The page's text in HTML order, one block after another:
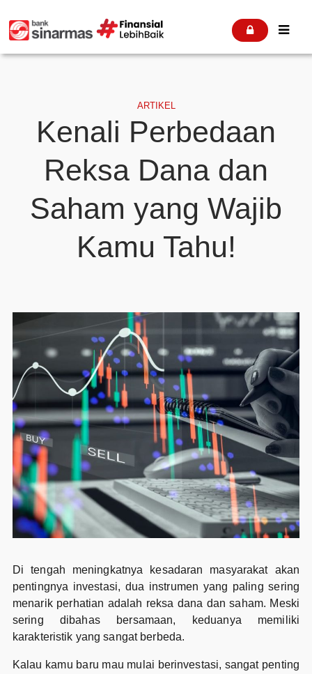
 
ARTIKEL
Kenali Perbedaan
Reksa Dana dan
Saham yang Wajib
Kamu Tahu!
Di tengah meningkatnya kesadaran masyarakat akan
pentingnya investasi, dua instrumen yang paling sering
menarik perhatian adalah reksa dana dan saham. Meski
sering dibahas bersamaan, keduanya memiliki
karakteristik yang sangat berbeda.
Kalau kamu baru mau mulai berinvestasi, sangat penting